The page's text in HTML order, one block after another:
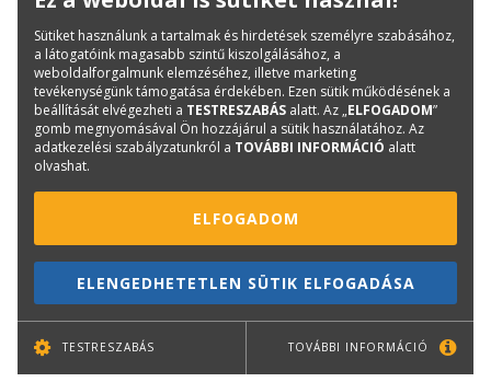
gondolatai tesznek még plasztikusabbá.
Könyvinfó
Kategóriák
Kortárs építészet
ISBN:
Méret:
230x275 mm
256
Kiadó:
MMA Kiadó
Kiadás éve:
2019
Könyv nyelve:
magyar
Kötészet:
flexibilis tábla
Sütiket használunk a tartalmak és hirdetések személyre szabásához,
a látogatóink magasabb szintű kiszolgálásához, a
weboldalforgalmunk elemzéséhez, illetve marketing
tevékenységünk támogatása érdekében. Ezen sütik működésének a
beállítását elvégezheti a TESTRESZABÁS alatt. Az „ELFOGADOM”
gomb megnyomásával Ön hozzájárul a sütik használatához. Az
adatkezelési szabályzatunkról a TOVÁBBI INFORMÁCIÓ alatt
olvashat.
ELFOGADOM
ELENGEDHETETLEN SÜTIK ELFOGADÁSA
TESTRESZABÁS TOVÁBBI INFORMÁCIÓ